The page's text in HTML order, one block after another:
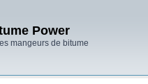
Power
mangeurs de bitume